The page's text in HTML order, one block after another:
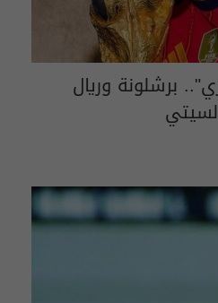
برشلونة وريال